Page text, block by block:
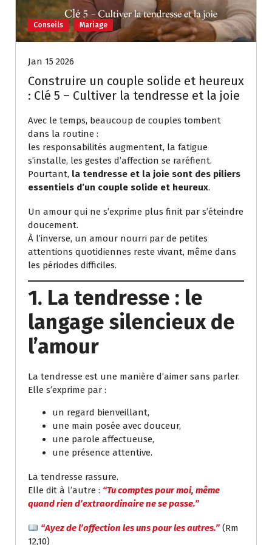
Conseils Mariage
Jan 15 2026
Construire un couple solide et heureux
: Clé 5 – Cultiver la tendresse et la joie
Avec le temps, beaucoup de couples tombent
dans la routine :
les responsabilités augmentent, la fatigue
s’installe, les gestes d’affection se raréfient.
Pourtant, la tendresse et la joie sont des piliers
essentiels d’un couple solide et heureux.
Un amour qui ne s’exprime plus finit par s’éteindre
doucement.
À l’inverse, un amour nourri par de petites
attentions quotidiennes reste vivant, même dans
les périodes difficiles.
1. La tendresse : le
langage silencieux de
l’amour
La tendresse est une manière d’aimer sans parler.
Elle s’exprime par :
un regard bienveillant,
une main posée avec douceur,
une parole affectueuse,
une présence attentive.
La tendresse rassure.
Elle dit à l’autre : “Tu comptes pour moi, même
quand rien d’extraordinaire ne se passe.”
“Ayez de l’affection les uns pour les autres.” (Rm
12,10)